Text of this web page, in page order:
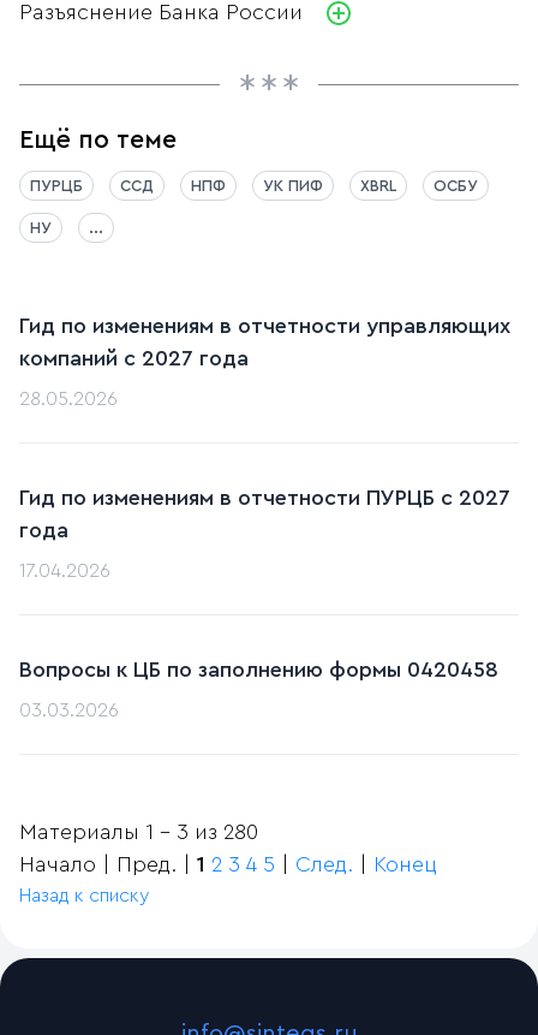
Разъяснение Банка России
Ещё по теме
ПУРЦБ ССД НПФ УК ПИФ XBRL ОСБУ
НУ ...
Гид по изменениям в отчетности управляющих
компаний с 2027 года
28.05.2026
Гид по изменениям в отчетности ПУРЦБ с 2027
года
17.04.2026
Вопросы к ЦБ по заполнению формы 0420458
03.03.2026
Материалы 1 - 3 из 280
Начало | Пред. | 1 2 3 4 5 След. Конец
Назад к списку